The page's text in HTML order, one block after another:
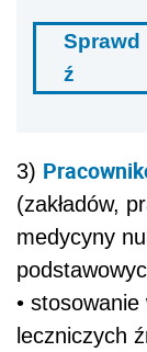
Sprawd
ź
3)
(zakładów,
medycyny
•
leczniczych